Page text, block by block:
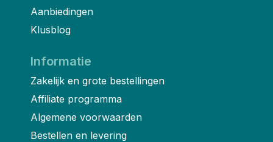
Aanbiedingen
Klusblog
Informatie
Zakelijk en grote bestellingen
Affiliate programma
Algemene voorwaarden
Bestellen en levering